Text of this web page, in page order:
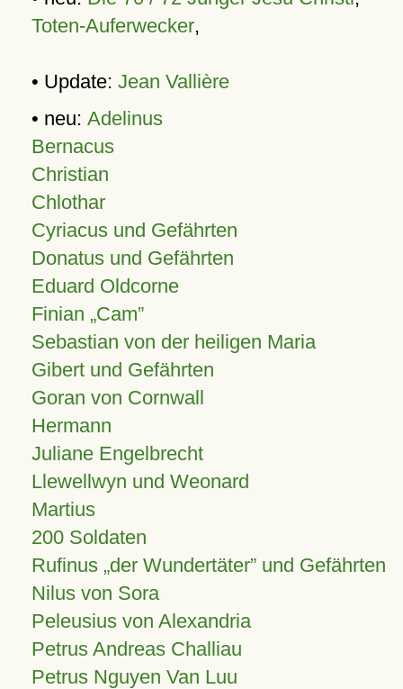
Toten-Auferwecker,
• Update: Jean Vallière
• neu: Adelinus
Bernacus
Christian
Chlothar
Cyriacus und Gefährten
Donatus und Gefährten
Eduard Oldcorne
Finian Cam
Sebastian von der heiligen Maria
Gibert und Gefährten
Goran von Cornwall
Hermann
Juliane Engelbrecht
Llewellwyn und Weonard
Martius
200 Soldaten
Rufinus „der Wundertäter” und Gefährten
Nilus von Sora
Peleusius von Alexandria
Petrus Andreas Challiau
Petrus Nguyen Van Luu